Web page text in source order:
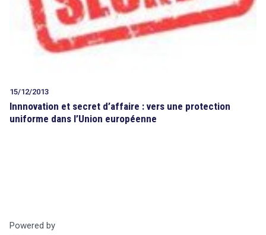
15/12/2013
Innnovation et secret d’affaire : vers une protection
uniforme dans l’Union européenne
Powered by